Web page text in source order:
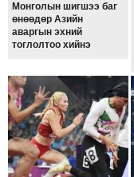
ГРАНАТ
ДЭЛБЭРСЭН
ОСЛЫН
ТОЙРОНД
ТӨВСИЙН
ТОДОТГОЛЫН
ЭРГЭН
ТОЙРОНД
Монголын шигшээ баг
өнөөдөр Азийн
аваргын эхний
тоглолтоо хийнэ